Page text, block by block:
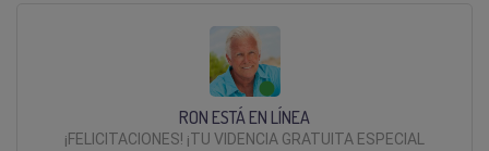
RON ESTÁ EN LÍNEA
¡FELICITACIONES! ¡TU VIDENCIA GRATUITA ESPECIAL